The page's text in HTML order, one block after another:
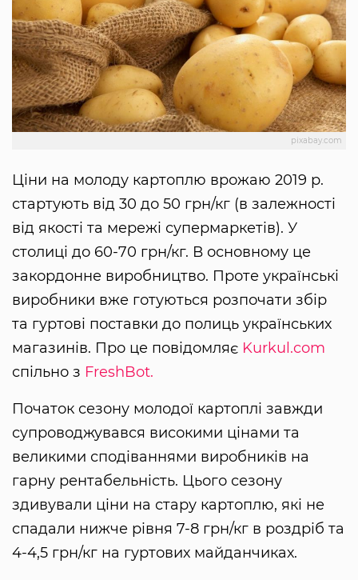
pixabay.com
Ціни на молоду картоплю врожаю 2019 р.
стартують від 30 до 50 грн/кг (в залежності
від якості та мережі супермаркетів). У
столиці до 60-70 грн/кг. В основному це
закордонне виробництво. Проте українські
виробники вже готуються розпочати збір
та гуртові поставки до полиць українських
магазинів. Про це повідомляє Kurkul.com
спільно з FreshBot.
Початок сезону молодої картоплі завжди
супроводжувався високими цінами та
великими сподіваннями виробників на
гарну рентабельність. Цього сезону
здивували ціни на стару картоплю, які не
спадали нижче рівня 7-8 грн/кг в роздріб та
4-4,5 грн/кг на гуртових майданчиках.